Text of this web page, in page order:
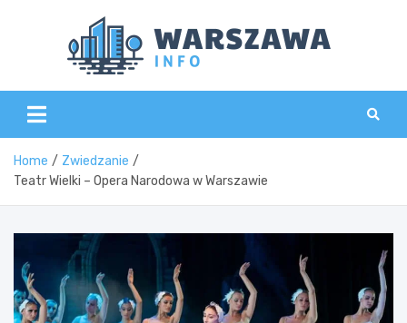
Home
Zwiedzanie
Teatr Wielki – Opera Narodowa w Warszawie